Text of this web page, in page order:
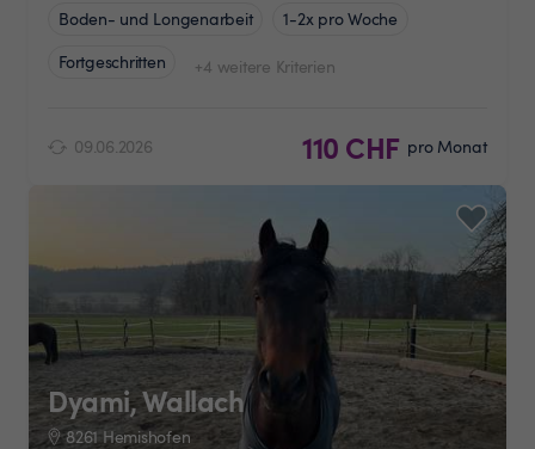
Boden- und Longenarbeit
1-2x pro Woche
Fortgeschritten
+4 weitere Kriterien
09.06.2026 110 CHF pro Monat
Dyami, Wallach
8261 Hemishofen